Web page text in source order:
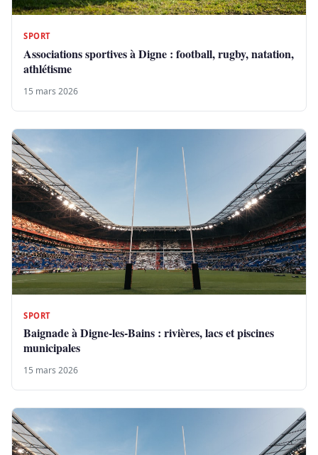
SPORT
Associations sportives à Digne : football, rugby, natation,
athlétisme
15 mars 2026
SPORT
Baignade à Digne-les-Bains : rivières, lacs et piscines
municipales
15 mars 2026